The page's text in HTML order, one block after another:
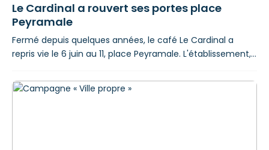
Le Cardinal a rouvert ses portes place
Peyramale
Fermé depuis quelques années, le café Le Cardinal a
repris vie le 6 juin au 11, place Peyramale. L'établissement,
désormais leur clientèle sept jours sur sept, de 8 h à 20 h.
Pour l'heure, c'est l'activité bar qui est au cœur du projet,